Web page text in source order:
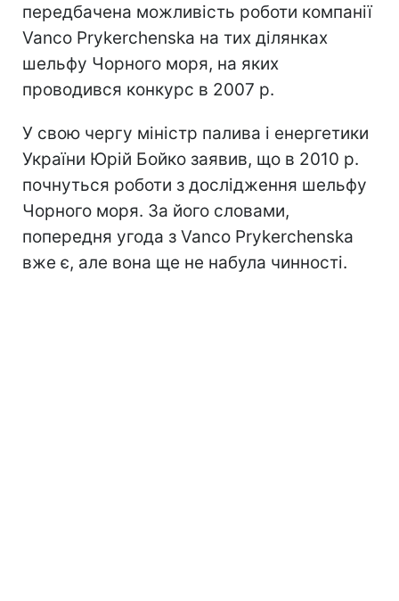
передбачена можливість роботи компанії
Vanco Prykerchenska на тих ділянках
шельфу Чорного моря, на яких
проводився конкурс в 2007 р.
У свою чергу міністр палива і енергетики
України Юрій Бойко заявив, що в 2010 р.
почнуться роботи з дослідження шельфу
Чорного моря. За його словами,
попередня угода з Vanco Prykerchenska
вже є, але вона ще не набула чинності.